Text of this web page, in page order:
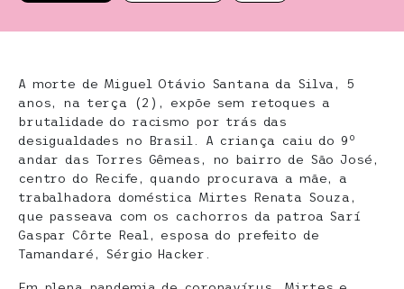
A morte de Miguel Otávio Santana da Silva, 5
anos, na terça (2), expõe sem retoques a
brutalidade do racismo por trás das
desigualdades no Brasil. A criança caiu do 9 o
andar das Torres Gêmeas, no bairro de São José,
centro do Recife, quando procurava a mãe, a
trabalhadora doméstica Mirtes Renata Souza,
que passeava com os cachorros da patroa Sarí
Gaspar Côrte Real, esposa do prefeito de
Tamandaré, Sérgio Hacker.